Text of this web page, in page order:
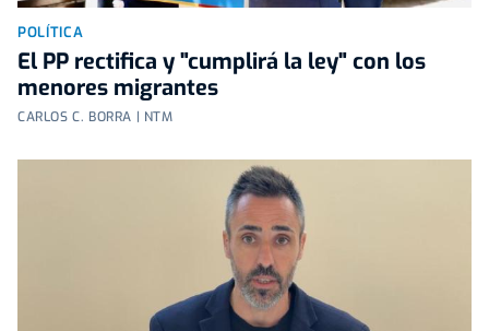
POLÍTICA
El PP rectifica y "cumplirá la ley" con los
menores migrantes
CARLOS C. BORRA | NTM